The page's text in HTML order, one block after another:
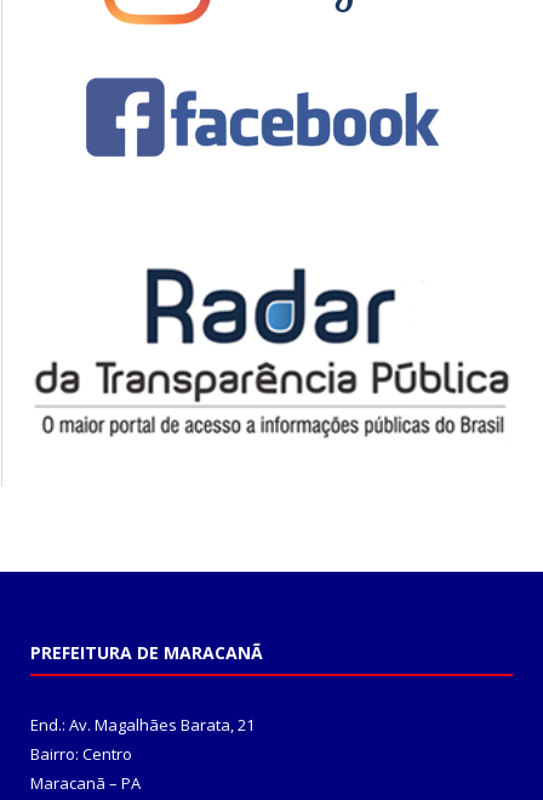
PREFEITURA DE MARACANÃ
End.: Av. Magalhães Barata, 21
Bairro: Centro
Maracanã – PA